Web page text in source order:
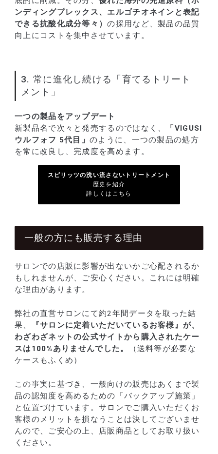
ンディングプレックス、エルゴチオネインと表記
できる抗酸化成分等々）の採用など、製品の品質
向上にコストを集中させています。
3. 常に進化し続ける「育てるトリート
メント」
一つの製品をアップデート
新製品名で次々と発売するのではなく、
「VIGUSI
ウルフォフ 5代目」 のように、一つの製品の処方
を常に改良し、完成度を高めます。
スピリッツの洗い流さないトリートメント
歴史を紹介
詳しくはこちら
一般の方にも販売する理由
サロンでの店販に影響が出ないかご心配されるか
もしれませんが、ご安心ください。これには明確
な理由があります。
弊社の直営サロンにて約2年間データを取った結
果、
『サロンに定着いただいているお客様』が、
わざわざネットの公式サイトから購入されたケー
スは100%ありませんでした。
（送料等が必要な
ケースもふくめ）
この事実に基づき、一般向けの販売はあくまで製
品の認知度を高めるための「バックアップ施策」
と位置づけています。サロンでご購入いただくお
客様のメリットを損なうことは決してございませ
んので、ご安心の上、店販商品としてお取り扱い
ください。